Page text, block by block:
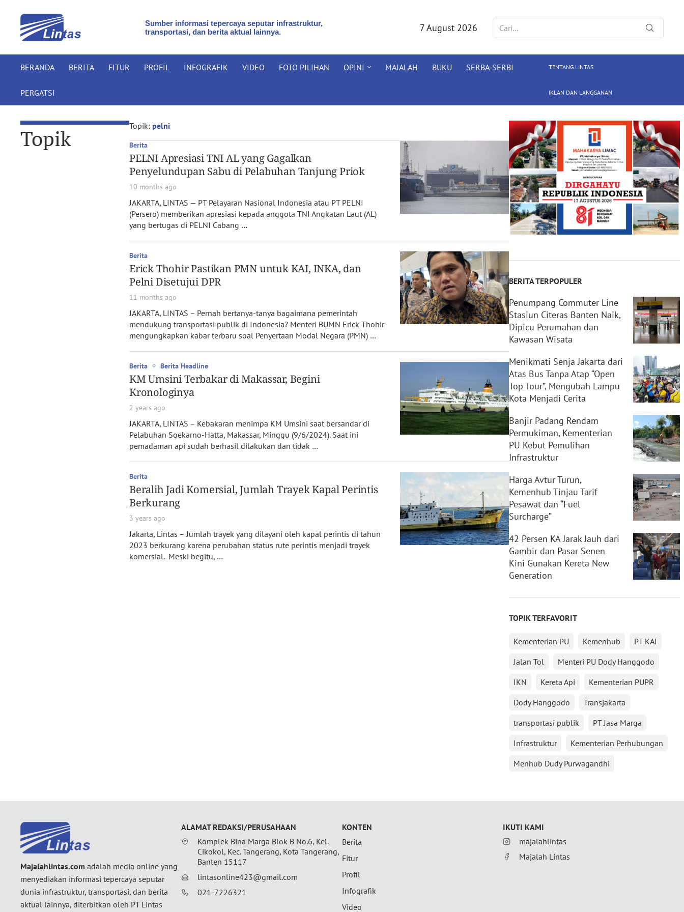
Sumber informasi tepercaya seputar infrastruktur,
transportasi, dan berita aktual lainnya.
7 August 2026
BERANDA BERITA FITUR PROFIL INFOGRAFIK VIDEO FOTO PILIHAN OPINI MAJALAH BUKU SERBA-SERBI
PERGATSI
TENTANG LINTAS
IKLAN DAN LANGGANAN
Topik Topik: pelni
Berita
PELNI Apresiasi TNI AL yang Gagalkan
Penyelundupan Sabu di Pelabuhan Tanjung Priok
10 months ago
JAKARTA, LINTAS — PT Pelayaran Nasional Indonesia atau PT PELNI
(Persero) memberikan apresiasi kepada anggota TNI Angkatan Laut (AL)
yang bertugas di PELNI Cabang …
Berita
Erick Thohir Pastikan PMN untuk KAI, INKA, dan
Pelni Disetujui DPR
11 months ago
JAKARTA, LINTAS – Pernah bertanya-tanya bagaimana pemerintah
mendukung transportasi publik di Indonesia? Menteri BUMN Erick Thohir
mengungkapkan kabar terbaru soal Penyertaan Modal Negara (PMN) …
Berita Berita Headline
KM Umsini Terbakar di Makassar, Begini
Kronologinya
2 years ago
JAKARTA, LINTAS – Kebakaran menimpa KM Umsini saat bersandar di
Pelabuhan Soekarno-Hatta, Makassar, Minggu (9/6/2024). Saat ini
pemadaman api sudah berhasil dilakukan dan tidak …
Berita
Beralih Jadi Komersial, Jumlah Trayek Kapal Perintis
Berkurang
3 years ago
Jakarta, Lintas – Jumlah trayek yang dilayani oleh kapal perintis di tahun
2023 berkurang karena perubahan status rute perintis menjadi trayek
komersial. Meski begitu, …
BERITA TERPOPULER
Penumpang Commuter Line
Stasiun Citeras Banten Naik,
Dipicu Perumahan dan
Kawasan Wisata
Menikmati Senja Jakarta dari
Atas Bus Tanpa Atap “Open
Top Tour”, Mengubah Lampu
Kota Menjadi Cerita
Banjir Padang Rendam
Permukiman, Kementerian
PU Kebut Pemulihan
Infrastruktur
Harga Avtur Turun,
Kemenhub Tinjau Tarif
Pesawat dan “Fuel
Surcharge”
42 Persen KA Jarak Jauh dari
Gambir dan Pasar Senen
Kini Gunakan Kereta New
Generation
TOPIK TERFAVORIT
Kementerian PU Kemenhub
PT KAI
Jalan Tol
Menteri PU Dody Hanggodo
IKN
Kereta Api
Kementerian PUPR
Dody Hanggodo
Transjakarta
transportasi publik
PT Jasa Marga
Infrastruktur
Kementerian Perhubungan
Menhub Dudy Purwagandhi
Majalahlintas.com adalah media online yang
menyediakan informasi tepercaya seputar
dunia infrastruktur, transportasi, dan berita
aktual lainnya, diterbitkan oleh PT Lintas
ALAMAT REDAKSI/PERUSAHAAN
Komplek Bina Marga Blok B No.6, Kel.
Cikokol, Kec. Tangerang, Kota Tangerang,
Banten 15117
lintasonline423@gmail.com
021-7226321
KONTEN
Berita
Fitur
Profil
Infografik
Video
IKUTI KAMI
majalahlintas
Majalah Lintas